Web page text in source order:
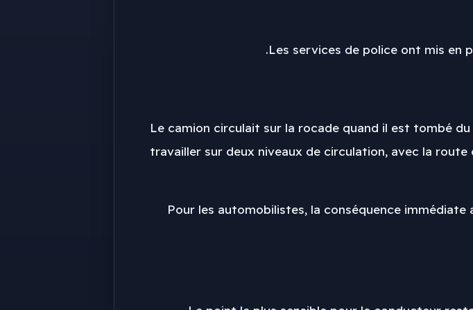
Les services de police ont mis en
Le camion circulait sur la rocade quand il est tombé
travailler sur deux niveaux de circulation, avec la
Pour les automobilistes, la conséquence